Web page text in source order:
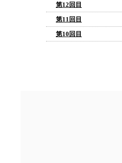
第12回目
第11回目
第10回目